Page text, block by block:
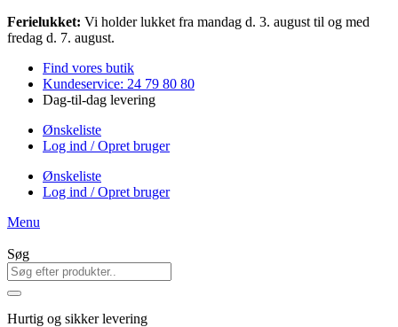
Videre
til
Ferielukket: Vi holder lukket fra mandag d. 3. august til og med
fredag d. 7. august.
Find vores butik
Kundeservice: 24 79 80 80
Dag-til-dag levering
Ønskeliste
Log ind / Opret bruger
Ønskeliste
Log ind / Opret bruger
Menu
Søg
Hurtig og sikker levering